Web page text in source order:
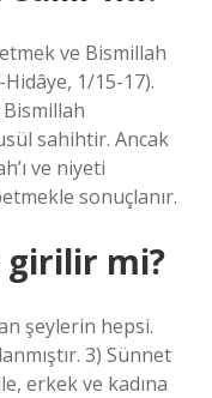
ve Bismillah
1/15-17).
sahihtir. Ancak
ve niyeti
sonuçlanır.
girilir mi?
şeylerin hepsi.
3) Sünnet
erkek ve kadına